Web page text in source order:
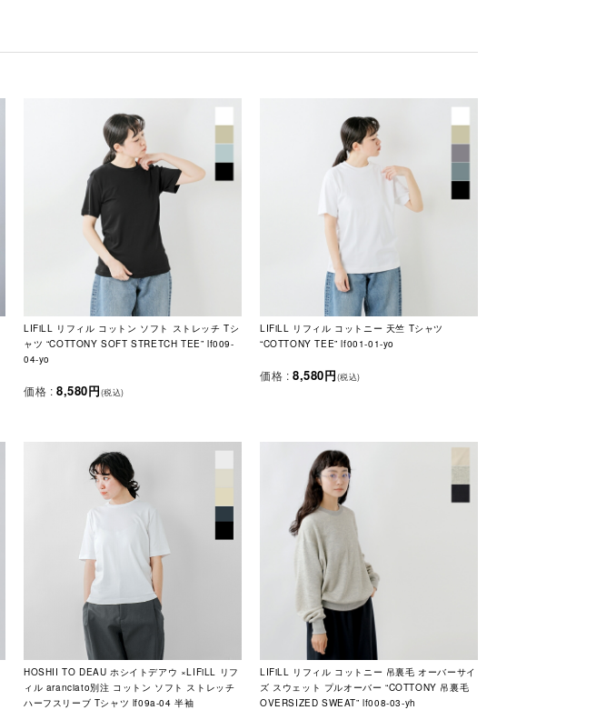
LIFiLL リフィル コットン ソフト ストレッチ Tシ
ャツ “COTTONY SOFT STRETCH TEE” lf009-
04-yo
価格 : 8,580円(税込)
LIFiLL リフィル コットニー 天竺 Tシャツ
“COTTONY TEE” lf001-01-yo
価格 : 8,580円(税込)
HOSHII TO DEAU ホシイトデアウ ×LIFiLL リフ
ィル aranciato別注 コットン ソフト ストレッチ
ハーフスリーブ Tシャツ lf09a-04 半袖
LIFiLL リフィル コットニー 吊裏毛 オーバーサイ
ズ スウェット プルオーバー “COTTONY 吊裏毛
OVERSIZED SWEAT” lf008-03-yh